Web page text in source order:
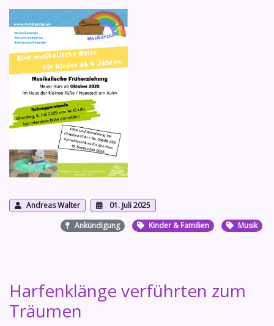
Andreas Walter
01. Juli 2025
Ankündigung
Kinder & Familien Musik
Harfenklänge verführten zum
Träumen